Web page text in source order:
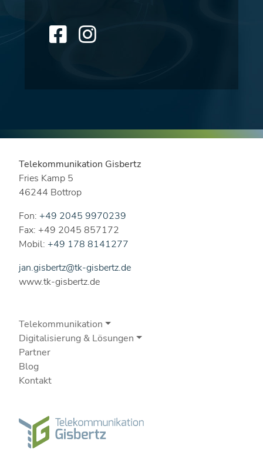
Telekommunikation Gisbertz
Fries Kamp 5
46244 Bottrop
Fon: +49 2045 9970239
Fax: +49 2045 857172
Mobil: +49 178 8141277
jan.gisbertz@tk-gisbertz.de
www.tk-gisbertz.de
Telekommunikation
Digitalisierung & Lösungen
Partner
Blog
Kontakt